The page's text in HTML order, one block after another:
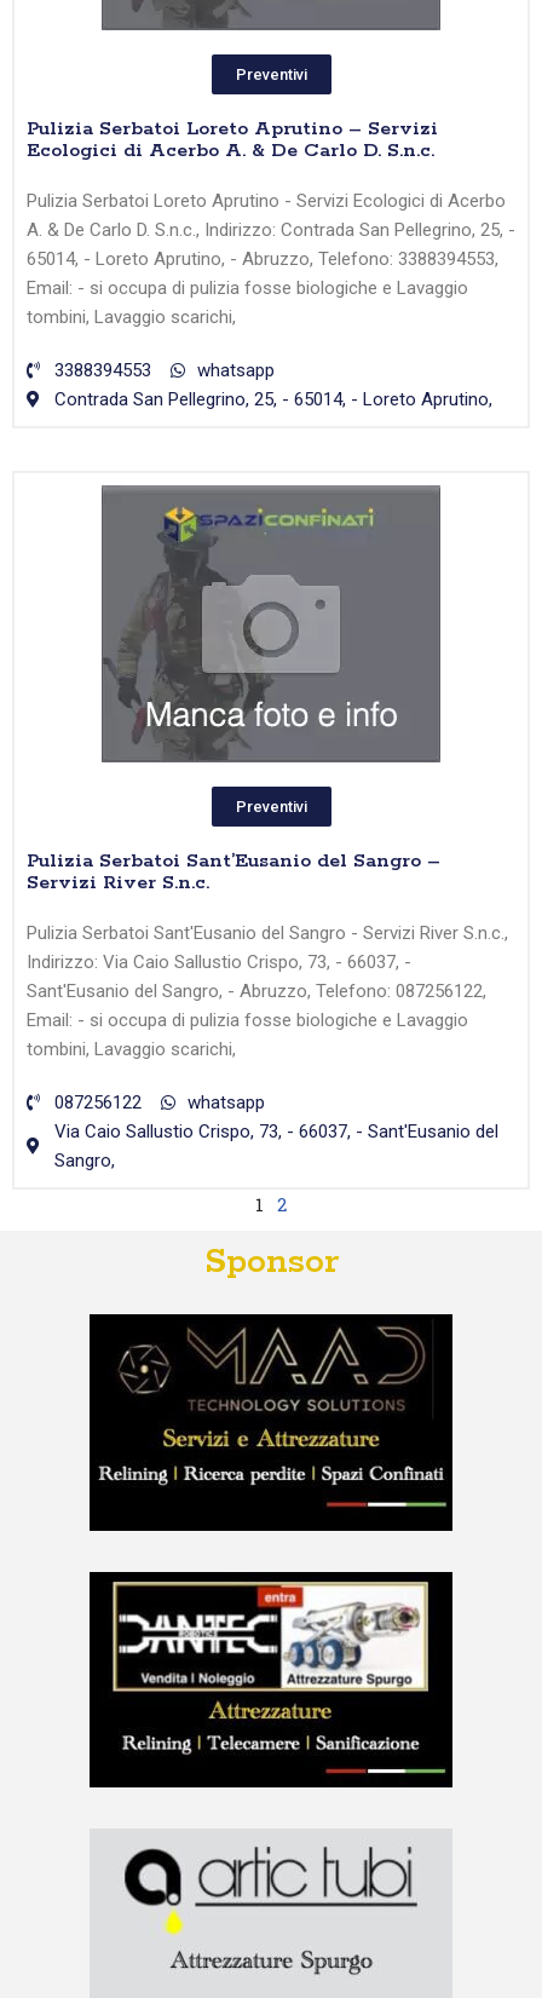
Preventivi
Pulizia Serbatoi Loreto Aprutino – Servizi
Ecologici di Acerbo A. & De Carlo D. S.n.c.
Pulizia Serbatoi Loreto Aprutino - Servizi Ecologici di Acerbo
A. & De Carlo D. S.n.c., Indirizzo: Contrada San Pellegrino, 25, -
65014, - Loreto Aprutino, - Abruzzo, Telefono: 3388394553,
Email: - si occupa di pulizia fosse biologiche e Lavaggio
tombini, Lavaggio scarichi,
3388394553
whatsapp
Contrada San Pellegrino, 25, - 65014, - Loreto Aprutino,
Preventivi
Pulizia Serbatoi Sant’Eusanio del Sangro –
Servizi River S.n.c.
Pulizia Serbatoi Sant'Eusanio del Sangro - Servizi River S.n.c.,
Indirizzo: Via Caio Sallustio Crispo, 73, - 66037, -
Sant'Eusanio del Sangro, - Abruzzo, Telefono: 087256122,
Email: - si occupa di pulizia fosse biologiche e Lavaggio
tombini, Lavaggio scarichi,
087256122
whatsapp
Via Caio Sallustio Crispo, 73, - 66037, - Sant'Eusanio del
Sangro,
1 2
Sponsor